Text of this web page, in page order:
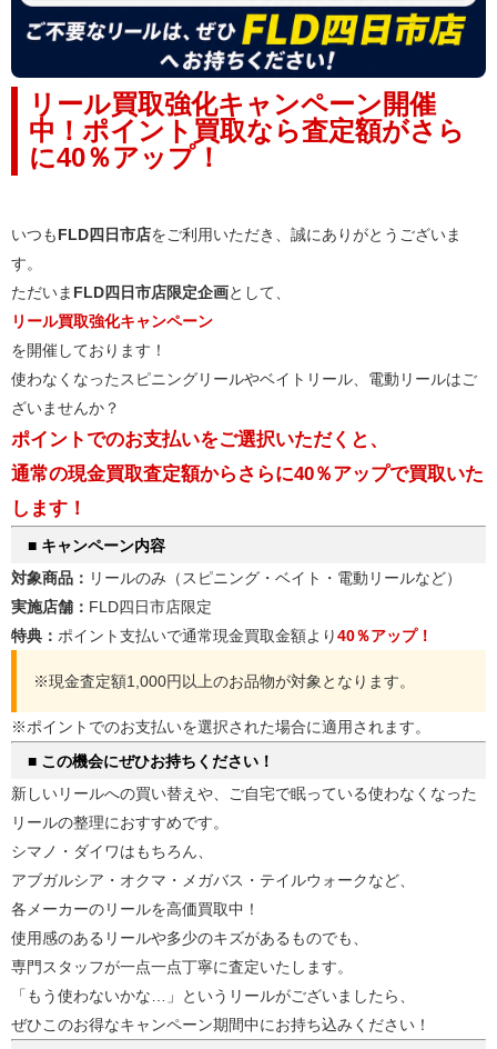
リール買取強化キャンペーン開催
中！ポイント買取なら査定額がさら
に40％アップ！
いつもFLD四日市店をご利用いただき、誠にありがとうございま
す。
ただいま FLD四日市店限定企画として、
リール買取強化キャンペーン
を開催しております！
使わなくなったスピニングリールやベイトリール、電動リールはご
ざいませんか？
ポイントでのお支払いをご選択いただくと、
通常の現金買取査定額からさらに40％アップで買取いた
します！
■ キャンペーン内容
対象商品： リールのみ（スピニング・ベイト・電動リールなど）
実施店舗： FLD四日市店限定
特典： ポイント支払いで通常現金買取金額より40％アップ！
※現金査定額1,000円以上のお品物が対象となります。
※ポイントでのお支払いを選択された場合に適用されます。
■ この機会にぜひお持ちください！
新しいリールへの買い替えや、ご自宅で眠っている使わなくなった
リールの整理におすすめです。
シマノ・ダイワはもちろん、
アブガルシア・オクマ・メガバス・テイルウォークなど、
各メーカーのリールを高価買取中！
使用感のあるリールや多少のキズがあるものでも、
専門スタッフが一点一点丁寧に査定いたします。
「もう使わないかな…」というリールがございましたら、
ぜひこのお得なキャンペーン期間中にお持ち込みください！